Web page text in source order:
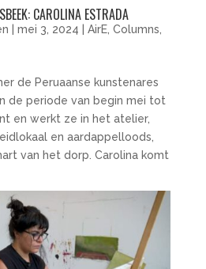
CAROLINA ESTRADA
mei 3, 2024 AirE, Columns
de Peruaanse kunstenares
de periode van begin mei tot
en werkt ze in het atelier,
en aardappelloods,
van het dorp. Carolina komt